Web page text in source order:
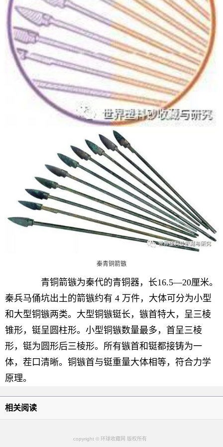
秦青铜箭镞
青铜箭镞为秦代的青铜器，长16.5—20厘米。
秦兵马俑坑出土的箭镞约有 4 万件，大体可分为小型
和大型铜镞两类。大型铜镞铤长，镞首特大，呈三棱
锥形，铤呈圆柱形。小型铜镞数量最多，首呈三棱
形，铤为圆形后三棱形。所有镞首和铤都接铸为一
体，茬口清晰。铜镞首与铤重量大体相等，符合力学
原理。
相关阅读
copyright © 环球收藏网 版权所有